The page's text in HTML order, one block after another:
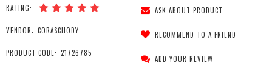
RATING:
VENDOR: CORASCHODY
PRODUCT CODE: 21726785
ASK ABOUT PRODUCT
RECOMMEND TO A FRIEND
ADD YOUR REVIEW